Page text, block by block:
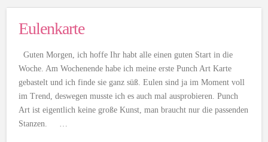
Eulenkarte
Guten Morgen, ich hoffe Ihr habt alle einen guten Start in die
Woche. Am Wochenende habe ich meine erste Punch Art Karte
gebastelt und ich finde sie ganz süß. Eulen sind ja im Moment voll
im Trend, deswegen musste ich es auch mal ausprobieren. Punch
Art ist eigentlich keine große Kunst, man braucht nur die passenden
Stanzen. …